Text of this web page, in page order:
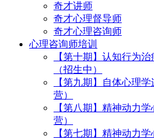
奇才讲师
奇才心理督导师
奇才心理咨询师
心理咨询师培训
【第十期】认知行为
（招生中）
【第九期】自体心理
营）
【第八期】精神动力
营）
【第七期】精神动力